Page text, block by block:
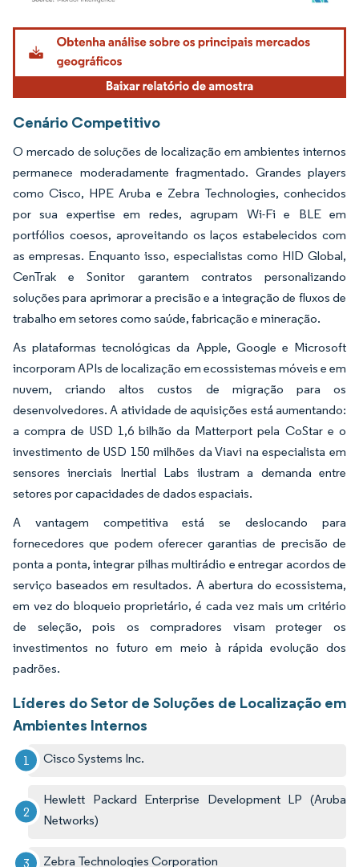
Imagem © Mordor Intelligence. O reuso requer atribuição conforme CC BY 4.0.
Cenário Competitivo
O mercado de soluções de localização em ambientes internos
permanece moderadamente fragmentado. Grandes players
como Cisco, HPE Aruba e Zebra Technologies, conhecidos
por sua expertise em redes, agrupam Wi-Fi e BLE em
portfólios coesos, aproveitando os laços estabelecidos com
as empresas. Enquanto isso, especialistas como HID Global,
CenTrak e Sonitor garantem contratos personalizando
soluções para aprimorar a precisão e a integração de fluxos de
trabalho em setores como saúde, fabricação e mineração.
As plataformas tecnológicas da Apple, Google e Microsoft
incorporam APIs de localização em ecossistemas móveis e em
nuvem, criando altos custos de migração para os
desenvolvedores. A atividade de aquisições está aumentando:
a compra de USD 1,6 bilhão da Matterport pela CoStar e o
investimento de USD 150 milhões da Viavi na especialista em
sensores inerciais Inertial Labs ilustram a demanda entre
setores por capacidades de dados espaciais.
A vantagem competitiva está se deslocando para
fornecedores que podem oferecer garantias de precisão de
ponta a ponta, integrar pilhas multirádio e entregar acordos de
serviço baseados em resultados. A abertura do ecossistema,
em vez do bloqueio proprietário, é cada vez mais um critério
de seleção, pois os compradores visam proteger os
investimentos no futuro em meio à rápida evolução dos
padrões.
Líderes do Setor de Soluções de Localização em
Ambientes Internos
Cisco Systems Inc.
Hewlett Packard Enterprise Development LP (Aruba
Networks)
Zebra Technologies Corporation